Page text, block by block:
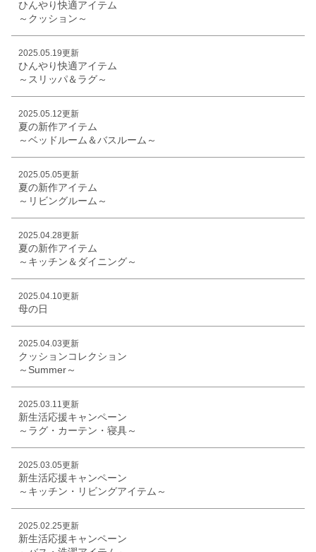
ひんやり快適アイテム
～クッション～
2025.05.19更新
ひんやり快適アイテム
～スリッパ＆ラグ～
2025.05.12更新
夏の新作アイテム
～ベッドルーム＆バスルーム～
2025.05.05更新
夏の新作アイテム
～リビングルーム～
2025.04.28更新
夏の新作アイテム
～キッチン＆ダイニング～
2025.04.10更新
母の日
2025.04.03更新
クッションコレクション
～Summer～
2025.03.11更新
新生活応援キャンペーン
～ラグ・カーテン・寝具～
2025.03.05更新
新生活応援キャンペーン
～キッチン・リビングアイテム～
2025.02.25更新
新生活応援キャンペーン